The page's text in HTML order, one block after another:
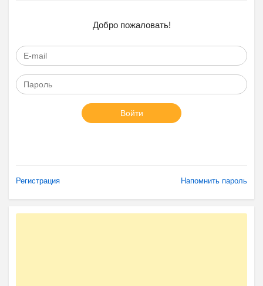
Добро пожаловать!
Войти
Регистрация Напомнить пароль